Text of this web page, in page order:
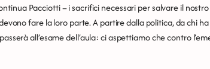
Pacciotti – i sacrifici necessari per salvare il
fare la loro parte. A partire dalla politica, da chi
all’esame dell’aula: ci aspettiamo che contro